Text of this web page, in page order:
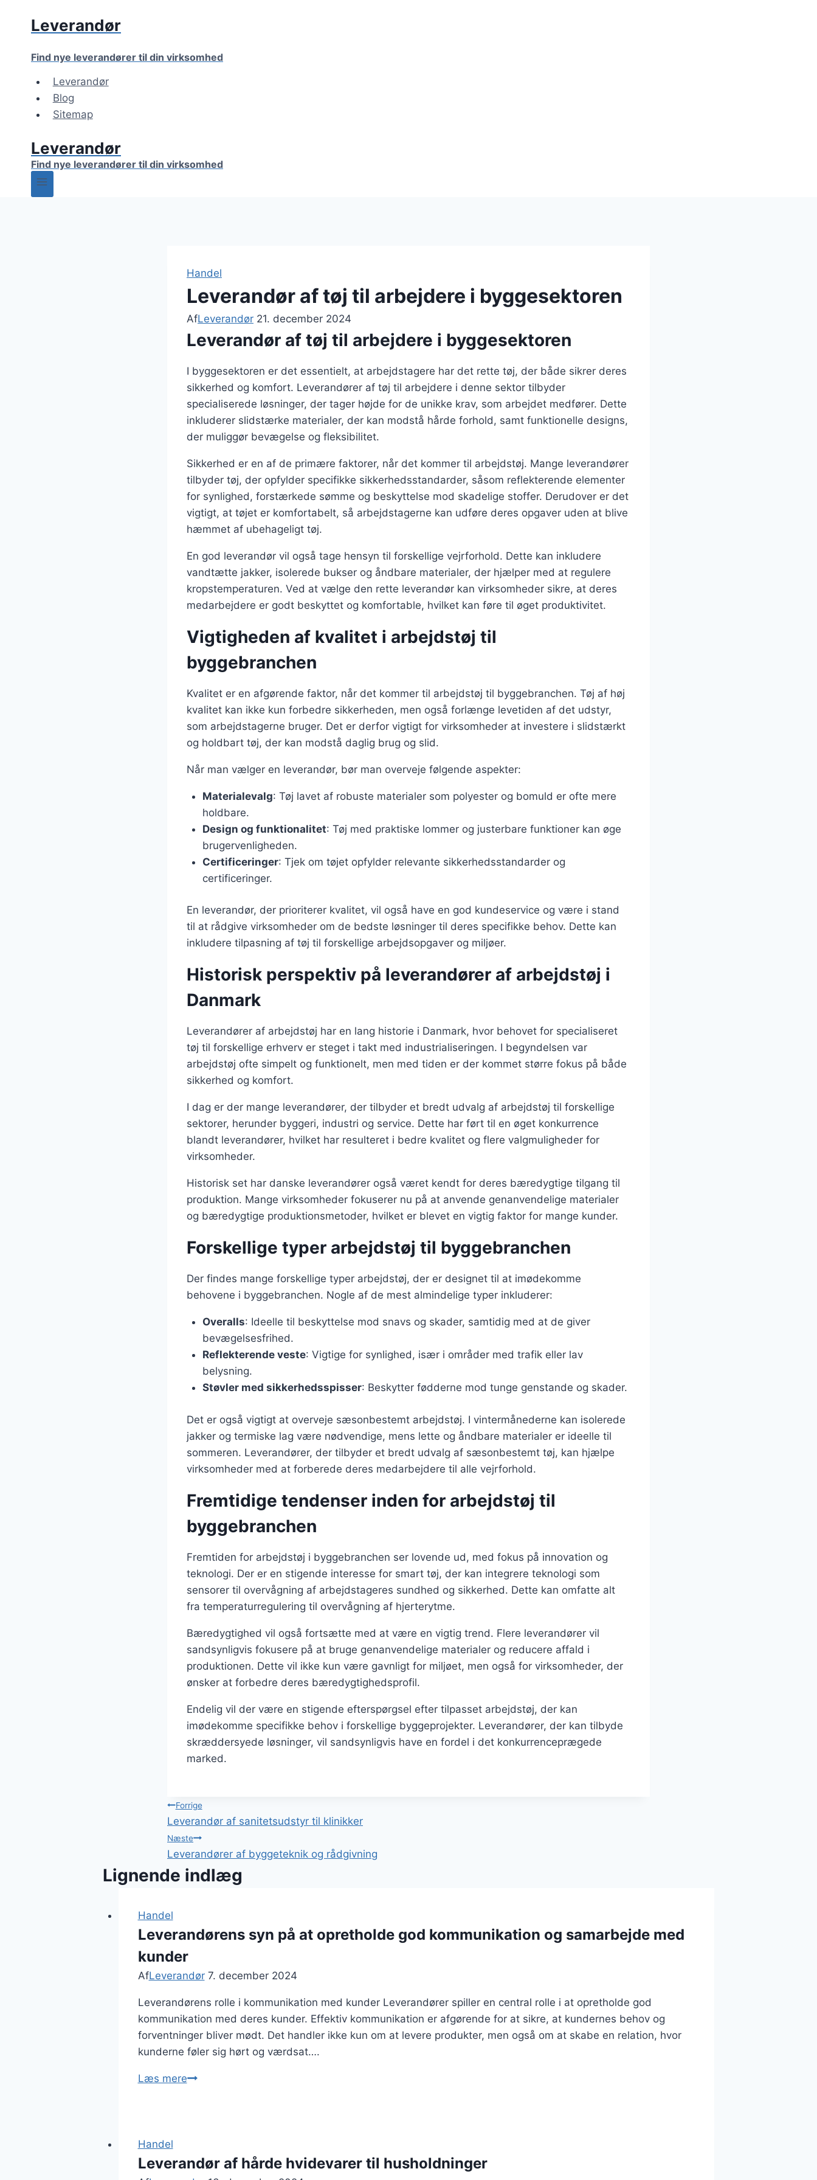
Leverandør
Find nye leverandører til din virksomhed
Leverandør
Blog
Sitemap
Leverandør
Find nye leverandører til din virksomhed
Handel
Leverandør af tøj til arbejdere i byggesektoren
AfLeverandør 21. december 2024
Leverandør af tøj til arbejdere i byggesektoren
I byggesektoren er det essentielt, at arbejdstagere har det rette tøj, der både sikrer deres
sikkerhed og komfort. Leverandører af tøj til arbejdere i denne sektor tilbyder
specialiserede løsninger, der tager højde for de unikke krav, som arbejdet medfører. Dette
inkluderer slidstærke materialer, der kan modstå hårde forhold, samt funktionelle designs,
der muliggør bevægelse og fleksibilitet.
Sikkerhed er en af de primære faktorer, når det kommer til arbejdstøj. Mange leverandører
tilbyder tøj, der opfylder specifikke sikkerhedsstandarder, såsom reflekterende elementer
for synlighed, forstærkede sømme og beskyttelse mod skadelige stoffer. Derudover er det
vigtigt, at tøjet er komfortabelt, så arbejdstagerne kan udføre deres opgaver uden at blive
hæmmet af ubehageligt tøj.
En god leverandør vil også tage hensyn til forskellige vejrforhold. Dette kan inkludere
vandtætte jakker, isolerede bukser og åndbare materialer, der hjælper med at regulere
kropstemperaturen. Ved at vælge den rette leverandør kan virksomheder sikre, at deres
medarbejdere er godt beskyttet og komfortable, hvilket kan føre til øget produktivitet.
Vigtigheden af kvalitet i arbejdstøj til
byggebranchen
Kvalitet er en afgørende faktor, når det kommer til arbejdstøj til byggebranchen. Tøj af høj
kvalitet kan ikke kun forbedre sikkerheden, men også forlænge levetiden af det udstyr,
som arbejdstagerne bruger. Det er derfor vigtigt for virksomheder at investere i slidstærkt
og holdbart tøj, der kan modstå daglig brug og slid.
Når man vælger en leverandør, bør man overveje følgende aspekter:
Materialevalg: Tøj lavet af robuste materialer som polyester og bomuld er ofte mere
holdbare.
Design og funktionalitet: Tøj med praktiske lommer og justerbare funktioner kan øge
brugervenligheden.
Certificeringer: Tjek om tøjet opfylder relevante sikkerhedsstandarder og
certificeringer.
En leverandør, der prioriterer kvalitet, vil også have en god kundeservice og være i stand
til at rådgive virksomheder om de bedste løsninger til deres specifikke behov. Dette kan
inkludere tilpasning af tøj til forskellige arbejdsopgaver og miljøer.
Historisk perspektiv på leverandører af arbejdstøj i
Danmark
Leverandører af arbejdstøj har en lang historie i Danmark, hvor behovet for specialiseret
tøj til forskellige erhverv er steget i takt med industrialiseringen. I begyndelsen var
arbejdstøj ofte simpelt og funktionelt, men med tiden er der kommet større fokus på både
sikkerhed og komfort.
I dag er der mange leverandører, der tilbyder et bredt udvalg af arbejdstøj til forskellige
sektorer, herunder byggeri, industri og service. Dette har ført til en øget konkurrence
blandt leverandører, hvilket har resulteret i bedre kvalitet og flere valgmuligheder for
virksomheder.
Historisk set har danske leverandører også været kendt for deres bæredygtige tilgang til
produktion. Mange virksomheder fokuserer nu på at anvende genanvendelige materialer
og bæredygtige produktionsmetoder, hvilket er blevet en vigtig faktor for mange kunder.
Forskellige typer arbejdstøj til byggebranchen
Der findes mange forskellige typer arbejdstøj, der er designet til at imødekomme
behovene i byggebranchen. Nogle af de mest almindelige typer inkluderer:
Overalls: Ideelle til beskyttelse mod snavs og skader, samtidig med at de giver
bevægelsesfrihed.
Reflekterende veste: Vigtige for synlighed, især i områder med trafik eller lav
belysning.
Støvler med sikkerhedsspisser: Beskytter fødderne mod tunge genstande og skader.
Det er også vigtigt at overveje sæsonbestemt arbejdstøj. I vintermånederne kan isolerede
jakker og termiske lag være nødvendige, mens lette og åndbare materialer er ideelle til
sommeren. Leverandører, der tilbyder et bredt udvalg af sæsonbestemt tøj, kan hjælpe
virksomheder med at forberede deres medarbejdere til alle vejrforhold.
Fremtidige tendenser inden for arbejdstøj til
byggebranchen
Fremtiden for arbejdstøj i byggebranchen ser lovende ud, med fokus på innovation og
teknologi. Der er en stigende interesse for smart tøj, der kan integrere teknologi som
sensorer til overvågning af arbejdstageres sundhed og sikkerhed. Dette kan omfatte alt
fra temperaturregulering til overvågning af hjerterytme.
Bæredygtighed vil også fortsætte med at være en vigtig trend. Flere leverandører vil
sandsynligvis fokusere på at bruge genanvendelige materialer og reducere affald i
produktionen. Dette vil ikke kun være gavnligt for miljøet, men også for virksomheder, der
ønsker at forbedre deres bæredygtighedsprofil.
Endelig vil der være en stigende efterspørgsel efter tilpasset arbejdstøj, der kan
imødekomme specifikke behov i forskellige byggeprojekter. Leverandører, der kan tilbyde
skræddersyede løsninger, vil sandsynligvis have en fordel i det konkurrenceprægede
marked.
Indlægsnavigation
Forrige
Leverandør af sanitetsudstyr til klinikker
Næste
Leverandører af byggeteknik og rådgivning
Lignende indlæg
Handel
Leverandørens syn på at opretholde god kommunikation og samarbejde med
kunder
AfLeverandør 7. december 2024
Leverandørens rolle i kommunikation med kunder Leverandører spiller en central rolle i at opretholde god
kommunikation med deres kunder. Effektiv kommunikation er afgørende for at sikre, at kundernes behov og
forventninger bliver mødt. Det handler ikke kun om at levere produkter, men også om at skabe en relation, hvor
kunderne føler sig hørt og værdsat….
Læs mereLeverandørens
god
kommunikation
Handel
Leverandør af hårde hvidevarer til husholdninger